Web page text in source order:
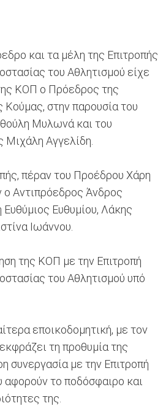
και τα μέλη της Επιτροπής
του Αθλητισμού είχε
ΚΟΠ ο Πρόεδρος της
στην παρουσία του
Μυλωνά και του
Μιχάλη Αγγελίδη.
πέραν του Προέδρου Χάρη
ο Αντιπρόεδρος Άνδρος
Ευθυμίου, Λάκης
Ιωάννου.
της ΚΟΠ με την Επιτροπή
του Αθλητισμού υπό
εποικοδομητική, με τον
τη προθυμία της
συνεργασία με την Επιτροπή
αφορούν το ποδόσφαιρο και
της.